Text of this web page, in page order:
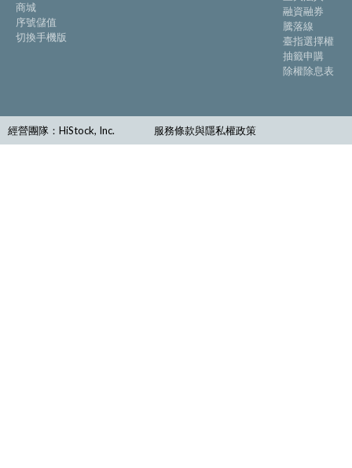
商城
序號儲值
切換手機版
融資融券
騰落線
臺指選擇權
抽籤申購
除權除息表
經營團隊：HiStock, Inc. 服務條款與隱私權政策